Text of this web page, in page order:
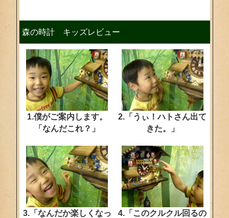
森の時計 キッズレビュー
1.僕がご案内します。
「なんだこれ？」
2.「うぃ！ハトさん出て
きた。」
3.「なんだか楽しくなっ
4.「このクルクル回るの